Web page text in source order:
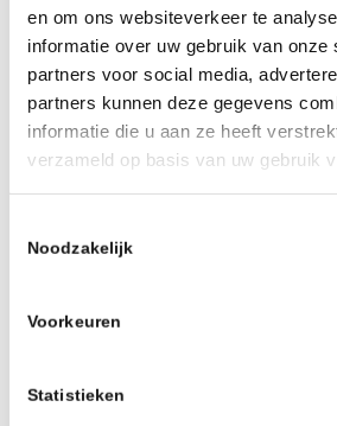
en om ons websiteverkeer te
informatie over uw gebruik van onze
partners voor social media,
partners kunnen deze gegevens
informatie die u aan ze heeft
verzameld op basis van uw gebruik
Noodzakelijk
Voorkeuren
Statistieken
Koos Stolk
Medewerker Competitie &
Werktijden: dinsdag t/m